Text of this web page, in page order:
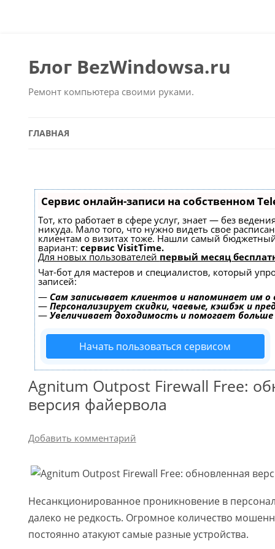
Блог BezWindowsa.ru
Ремонт компьютера своими руками.
ГЛАВНАЯ
Сервис онлайн-записи на собственном
Тот, кто работает в сфере услуг, знает — без
никуда. Мало того, что нужно видеть свое
клиентам о визитах тоже. Нашли самый
вариант: сервис VisitTime.
Для новых пользователей первый месяц
Чат-бот для мастеров и специалистов, который
записей:
— Сам записывает клиентов и напоминает им о
— Персонализирует скидки, чаевые, кэшбэк и
— Увеличивает доходимость и помогает
Начать пользоваться сервисом
Agnitum Outpost Firewall Free:
версия файервола
Добавить комментарий
Несанкционированное проникновение в
далеко не редкость. Огромное количество
постоянно атакуют самые разные устройства.